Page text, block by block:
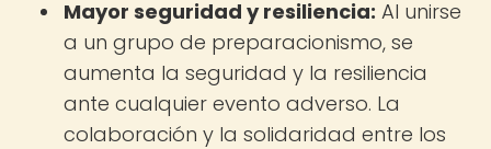
Mayor seguridad y resiliencia: Al unirse
a un grupo de preparacionismo, se
aumenta la seguridad y la resiliencia
ante cualquier evento adverso. La
colaboración y la solidaridad entre los